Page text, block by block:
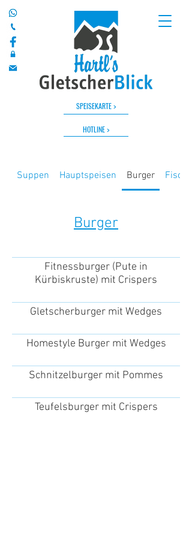
SPEISEKARTE >
HOTLINE >
Suppen Hauptspeisen Burger Fisch
Burger
Fitnessburger (Pute in
Kürbiskruste) mit Crispers
Gletscherburger mit Wedges
Homestyle Burger mit Wedges
Schnitzelburger mit Pommes
Teufelsburger mit Crispers